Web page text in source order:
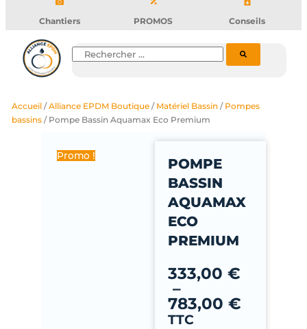
b
o
o
k
u
b d
n
Chantiers PROMOS Conseils
Rechercher
Accueil/Alliance EPDM Boutique/ Matériel Bassin/ Pompes
bassins/ Pompe Bassin Aquamax Eco Premium
Promo !
POMPE
BASSIN
AQUAMAX
ECO
PREMIUM
333,00 €
–
783,00 €333,00
TTC